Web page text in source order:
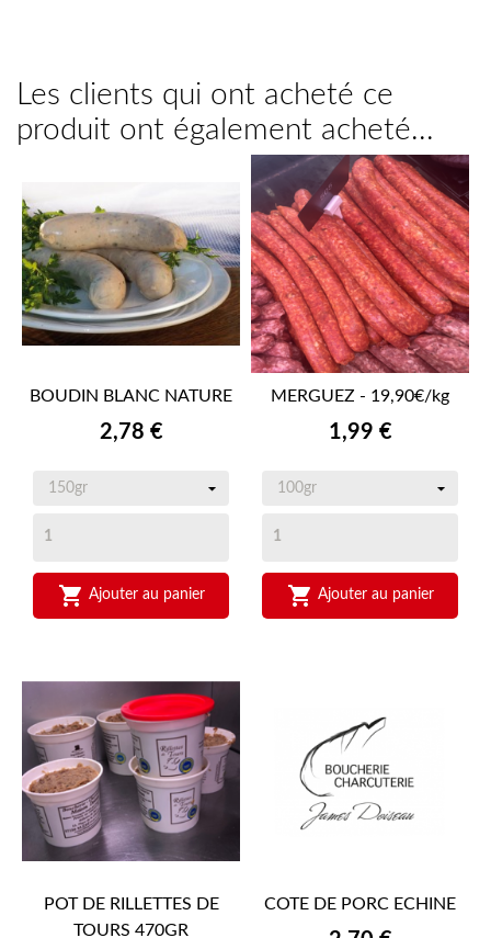
Les clients qui ont acheté ce
produit ont également acheté...
BOUDIN BLANC NATURE
Prix
2,78 €
 Ajouter au panier
MERGUEZ - 19,90€/kg
Prix
1,99 €
 Ajouter au panier
POT DE RILLETTES DE
TOURS 470GR
COTE DE PORC ECHINE